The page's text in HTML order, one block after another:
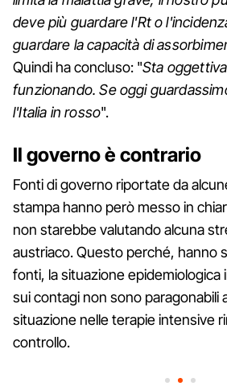
deve più guardare l'Rt o
guardare la capacità di
Quindi ha concluso: "Sta
funzionando. Se oggi
l'Italia in rosso".
Il governo è contrario
Fonti di governo riportate da
stampa hanno però messo in
non starebbe valutando alcuna
austriaco. Questo perché, hanno
fonti, la situazione epidemiologica
sui contagi non sono paragonabili
situazione nelle terapie intensive
controllo.